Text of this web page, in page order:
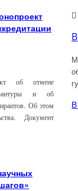
об отмене
и об
Об этом
Документ